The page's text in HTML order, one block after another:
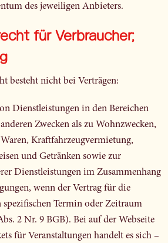
des jeweiligen Anbieters.
für Verbraucher;
besteht nicht bei Verträgen:
Dienstleistungen in den Bereichen
Zwecken als zu Wohnzwecken,
Kraftfahrzeugvermietung,
und Getränken sowie zur
Dienstleistungen im Zusammenhang
wenn der Vertrag für die
Termin oder Zeitraum
2 Nr. 9 BGB). Bei auf der Webseite
für Veranstaltungen handelt es sich –